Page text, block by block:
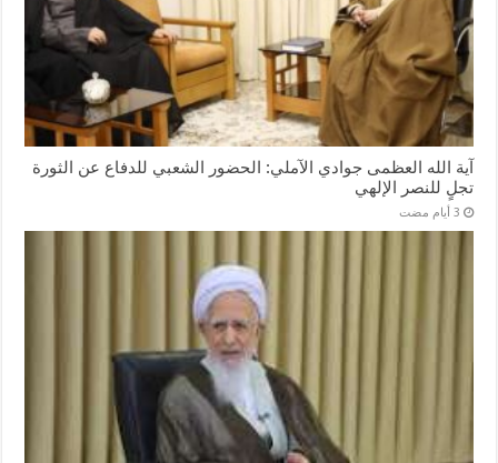
آية الله العظمى جوادي الآملي: الحضور الشعبي للدفاع عن الثورة
تجلٍ للنصر الإلهي